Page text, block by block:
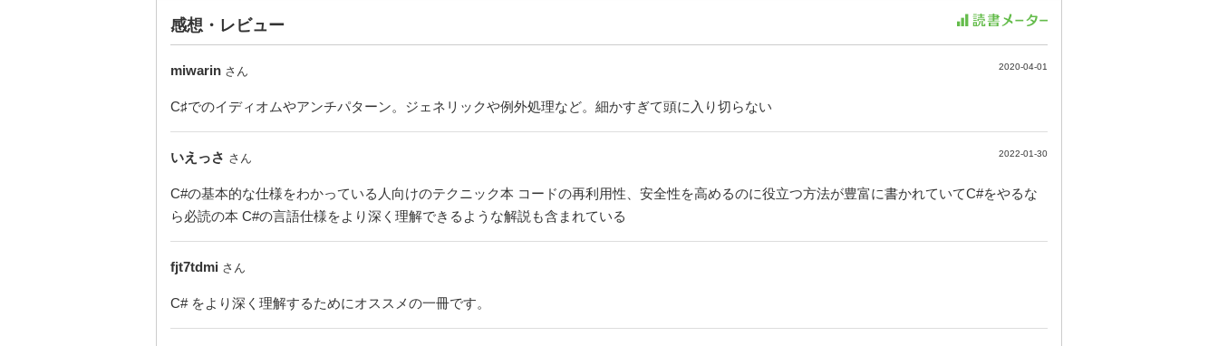
感想・レビュー
miwarin さん 2020-04-01
C♯でのイディオムやアンチパターン。ジェネリックや例外処理など。細かすぎて頭に入り切らない
いえっさ さん 2022-01-30
C#の基本的な仕様をわかっている人向けのテクニック本 コードの再利用性、安全性を高めるのに役立つ方法が豊富に書かれていてC#をやるな
ら必読の本 C#の言語仕様をより深く理解できるような解説も含まれている
fjt7tdmi さん
C# をより深く理解するためにオススメの一冊です。